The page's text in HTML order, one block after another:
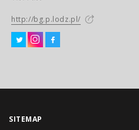
http://bg.p.lodz.pl/
SITEMAP